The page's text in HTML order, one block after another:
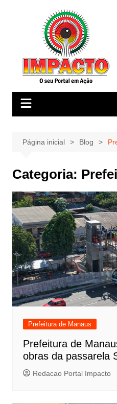
Página inicial Blog
Categoria:
Prefeitura de Manaus
Prefeitura de
obras da passarela
Redacao Portal Impacto